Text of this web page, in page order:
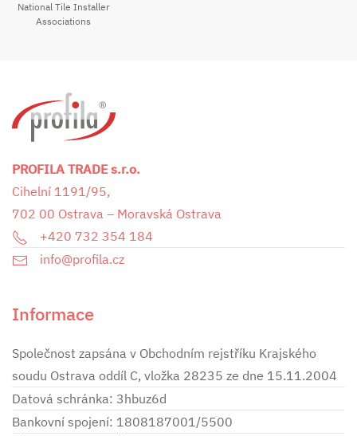
National Tile Installer
Associations
PROFILA TRADE s.r.o.
Cihelní 1191/95,
702 00 Ostrava – Moravská Ostrava
+420 732 354 184
info@profila.cz
Informace
Společnost zapsána v Obchodním rejstříku Krajského
soudu Ostrava oddíl C, vložka 28235 ze dne 15.11.2004
Datová schránka: 3hbuz6d
Bankovní spojení: 1808187001/5500